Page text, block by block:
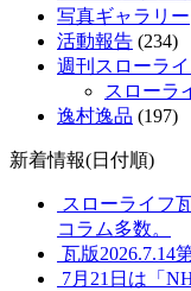
写真ギャラリー
活動報告 (234)
週刊スローラ
スローラ
逸村逸品 (197)
新着情報(日付順)
スローライフ
コラム多数。
瓦版2026.7.14
7月21日は「